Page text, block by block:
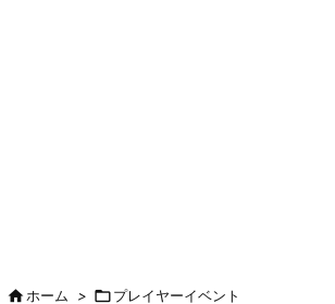
ホーム > プレイヤーイベント